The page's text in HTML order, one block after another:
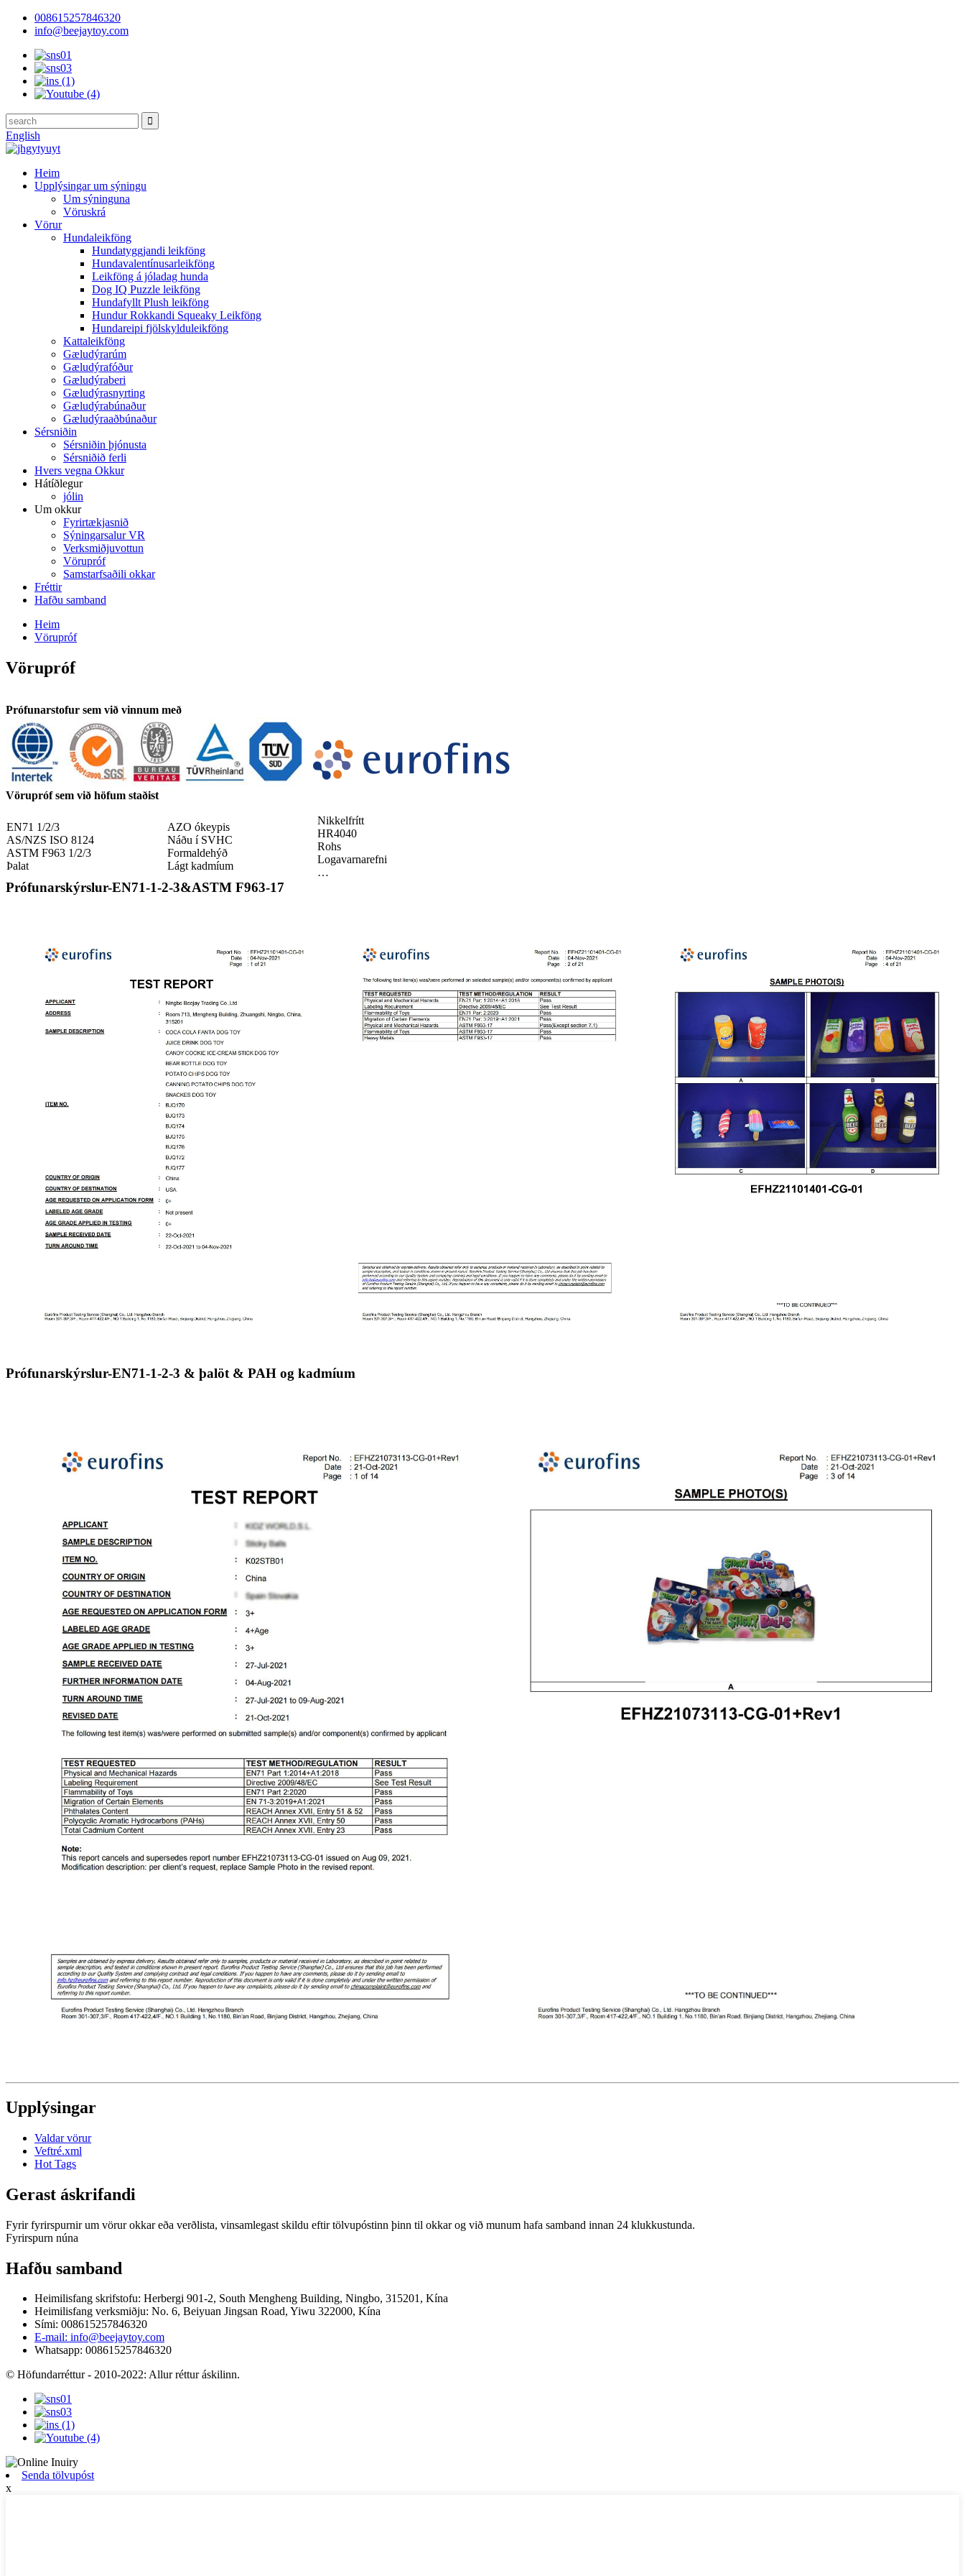
008615257846320
info@beejaytoy.com
English
Heim
Upplýsingar um sýningu
Um sýninguna
Vöruskrá
Vörur
Hundaleikföng
Hundatyggjandi leikföng
Hundavalentínusarleikföng
Leikföng á jóladag hunda
Dog IQ Puzzle leikföng
Hundafyllt Plush leikföng
Hundur Rokkandi Squeaky Leikföng
Hundareipi fjölskylduleikföng
Kattaleikföng
Gæludýrarúm
Gæludýrafóður
Gæludýraberi
Gæludýrasnyrting
Gæludýrabúnaður
Gæludýraaðbúnaður
Sérsniðin
Sérsniðin þjónusta
Sérsniðið ferli
Hvers vegna Okkur
Hátíðlegur
jólin
Um okkur
Fyrirtækjasnið
Sýningarsalur VR
Verksmiðjuvottun
Vörupróf
Samstarfsaðili okkar
Fréttir
Hafðu samband
Heim
Vörupróf
Vörupróf
Prófunarstofur sem við vinnum með
Vörupróf sem við höfum staðist
EN71 1/2/3
AS/NZS ISO 8124
ASTM F963 1/2/3
Þalat
AZO ókeypis
Náðu í SVHC
Formaldehýð
Lágt kadmíum
Nikkelfrítt
HR4040
Rohs
Logavarnarefni
…
Prófunarskýrslur-EN71-1-2-3&ASTM F963-17
Prófunarskýrslur-EN71-1-2-3 & þalöt & PAH og kadmíum
Upplýsingar
Valdar vörur
Veftré.xml
Hot Tags
Gerast áskrifandi
Fyrir fyrirspurnir um vörur okkar eða verðlista, vinsamlegast skildu eftir tölvupóstinn þinn til okkar og við munum hafa samband innan 24 klukkustunda.
Fyrirspurn núna
Hafðu samband
Heimilisfang skrifstofu: Herbergi 901-2, South Mengheng Building, Ningbo, 315201, Kína
Heimilisfang verksmiðju: No. 6, Beiyuan Jingsan Road, Yiwu 322000, Kína
Sími: 008615257846320
E-mail: info@beejaytoy.com
Whatsapp: 008615257846320
© Höfundarréttur - 2010-2022: Allur réttur áskilinn.
Senda tölvupóst
x